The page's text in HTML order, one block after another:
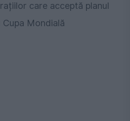
care acceptă planul
Cupa Mondială